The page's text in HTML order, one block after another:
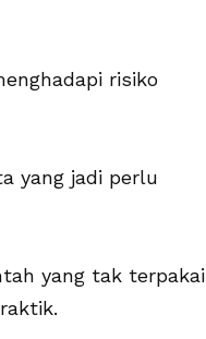
risiko
yang jadi perlu
yang tak terpakai